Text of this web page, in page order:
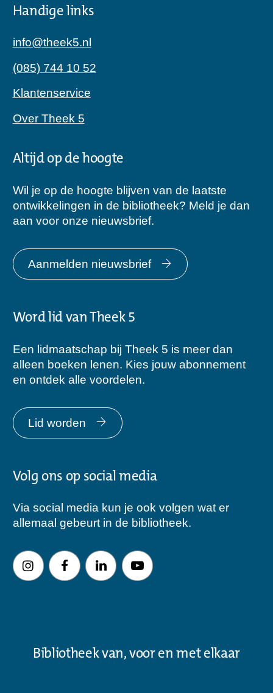
Handige links
info@theek5.nl
(085) 744 10 52
Klantenservice
Over Theek 5
Altijd op de hoogte
Wil je op de hoogte blijven van de laatste
ontwikkelingen in de bibliotheek? Meld je dan
aan voor onze nieuwsbrief.
Aanmelden nieuwsbrief
Word lid van Theek 5
Een lidmaatschap bij Theek 5 is meer dan
alleen boeken lenen. Kies jouw abonnement
en ontdek alle voordelen.
Lid worden
Volg ons op social media
Via social media kun je ook volgen wat er
allemaal gebeurt in de bibliotheek.
Bibliotheek van, voor en met elkaar